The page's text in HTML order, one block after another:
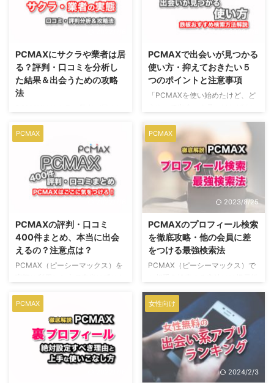
い。
んな方のために、セフレ作りに
PCMAXがオススメな理由と
やセフレの探し方を解説します。
PCMAXにサクラや業者は居
る？評判・口コミを分析し
た結果＆出会うための攻略
法
うか？ もしサクラや業者が居る
なら出会うことはできないのでし
ょうか？ PCMAXのサクラや業者
の実態を口コミを交えて解説、実
際に使って得た攻略法を解説しま
2022/7/6
PCMAXで出会いが見つかる
使い方・抑えておきたい５
つのポイントと注意事項
「PCMAXを使い始めたけど、ど
のかわからない。」 「どういう
使い方をすればちゃんとした出会
いが見つかるの？」 いざPCMAX
で出会いを探し始めると困るのが
ちゃんとした出会いが見つかる上
手な使い方はあるのか？というこ
と。 そこで、男女それぞれが出
会いを見つけられるPCMAXの上
手な使い方を解説します。
PCMAX
PCMAXの評判・口コミ
400件まとめ、本当に出会
えるの？注意点は？
PCMAX（ピーシーマックス）を
のに、どこを探しても宣伝ばかり
で実態がよくわかりませんよね。
そんなあなたのために、口コミや
評判を400件集計し客観的にまと
めてみました。 PCMAXはどんな
出会い系サイト・マッチングアプ
PCMAX
2023/8/25
PCMAXのプロフィール検索
を徹底攻略・他の会員に差
をつける最強検索法
PCMAX（ピーシーマックス）で
す。 私はプロフィール検索を使
いこなすかどうかが、PCMAXで
良いお相手と出会えるかどうかを
左右するとさえ感じているんで
す。 どうすればあなたの目的通
りの良いお相手と出会えるのか、
プロフィール検索の使いこなし方
PCMAX 女性向け
2024/2/3